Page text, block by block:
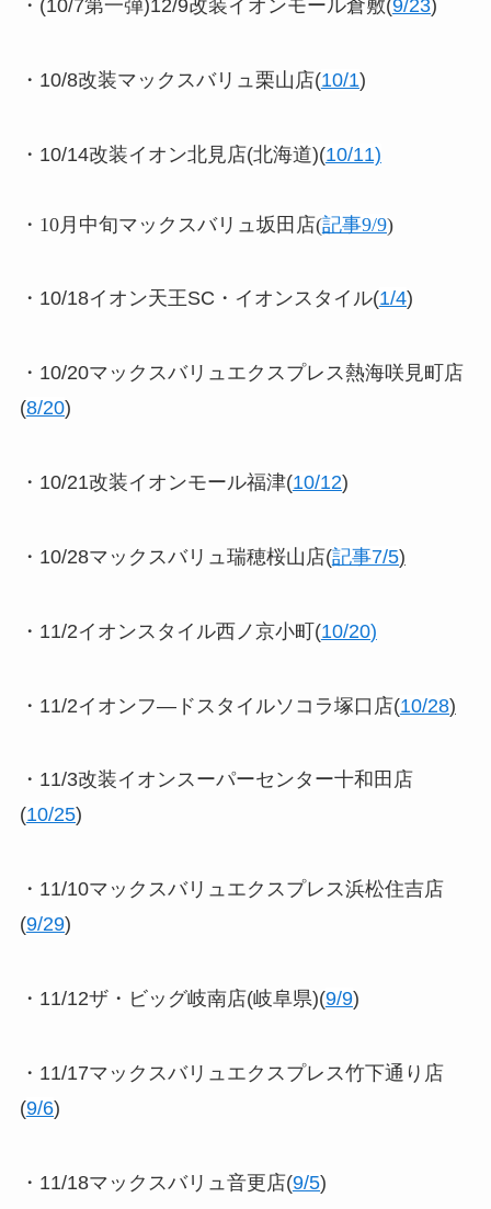
・(10/7第一弾)12/9改装イオンモール倉敷(9/23)
・10/8改装マックスバリュ栗山店(10/1)
・10/14改装イオン北見店(北海道)(10/11)
・10月中旬マックスバリュ坂田店(記事9/9)
・10/18イオン天王SC・イオンスタイル(1/4)
・10/20マックスバリュエクスプレス熱海咲見町店
(8/20)
・10/21改装イオンモール福津(10/12)
・10/28マックスバリュ瑞穂桜山店(記事7/5)
・11/2イオンスタイル西ノ京小町(10/20)
・11/2イオンフ―ドスタイルソコラ塚口店(10/28)
・11/3改装イオンスーパーセンター十和田店
(10/25)
・11/10マックスバリュエクスプレス浜松住吉店
(9/29)
・11/12ザ・ビッグ岐南店(岐阜県)(9/9)
・11/17マックスバリュエクスプレス竹下通り店
(9/6)
・11/18マックスバリュ音更店(9/5)